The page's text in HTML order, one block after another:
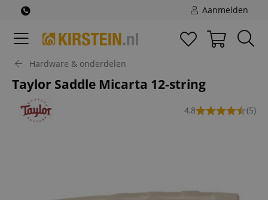
Aanmelden
Hardware & onderdelen
Taylor Saddle Micarta 12-string
4,8 (5)